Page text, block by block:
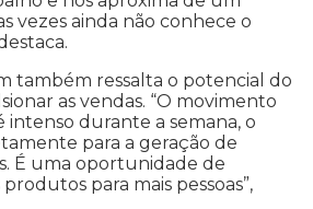
vezes ainda não conhece o
também ressalta o potencial do
as vendas. “O movimento
intenso durante a semana, o
para a geração de
É uma oportunidade de
para mais pessoas”,